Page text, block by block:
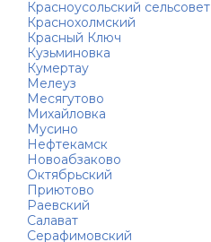
Красноусольский сельсовет
Краснохолмский
Красный Ключ
Кузьминовка
Кумертау
Мелеуз
Месягутово
Михайловка
Мусино
Нефтекамск
Новоабзаково
Октябрьский
Приютово
Раевский
Салават
Серафимовский